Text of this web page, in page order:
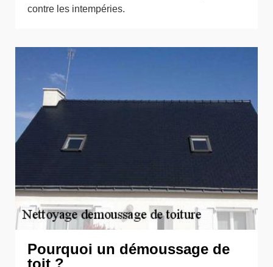
contre les intempéries.
Pourquoi un démoussage de
toit ?